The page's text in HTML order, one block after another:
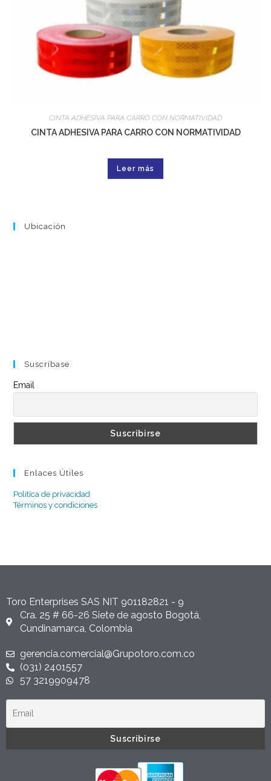
CINTA ADHESIVA PARA CARRO CON NORMATIVIDAD
CINTA ADHESIVA PARA CARRO CON NORMATIVIDAD
Leer más
Ubicación
Suscríbase
Email
Enlaces Útiles
Política de privacidad
Términos y condiciones
Toro Enterprises SAS NIT 901182821 - 9
Cra. 25 # 66-26 Siete de agosto Bogotá,
Cundinamarca, Colombia
gerencia.comercial@Grupotoro.com.co
(031) 2401557
57 3219909478